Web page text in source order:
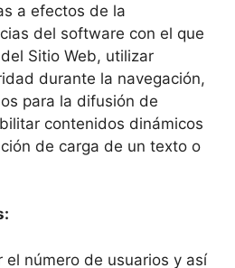
a efectos de la
del software con el que
Sitio Web, utilizar
durante la navegación,
para la difusión de
contenidos dinámicos
de carga de un texto o
el número de usuarios y así